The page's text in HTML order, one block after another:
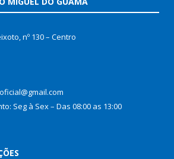
nº 130 – Centro
Seg à Sex – Das 08:00 as 13:00